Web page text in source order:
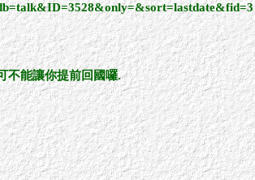
不能讓你提前回國囉.